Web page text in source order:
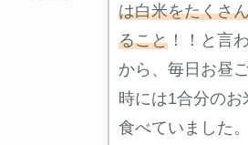
は白米をたくさ
ること！！と言
から、毎日お昼
時には1合分のお
食べていました。